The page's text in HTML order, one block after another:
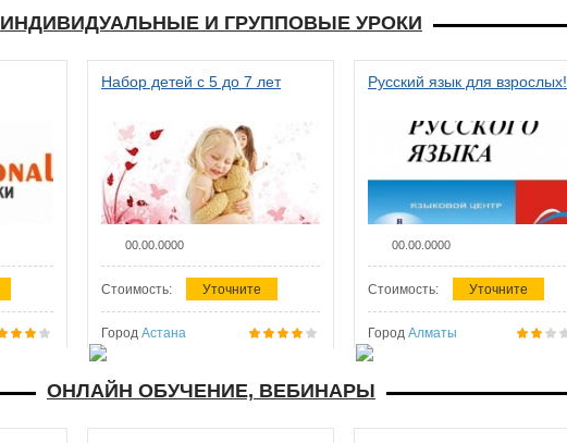
ИНДИВИДУАЛЬНЫЕ И ГРУППОВЫЕ УРОКИ
Набор детей с 5 до 7 лет
00.00.0000
Стоимость: Уточните
Город Астана
Русский язык для взрослых!
00.00.0000
Стоимость: Уточните
Город Алматы
ОНЛАЙН ОБУЧЕНИЕ, ВЕБИНАРЫ